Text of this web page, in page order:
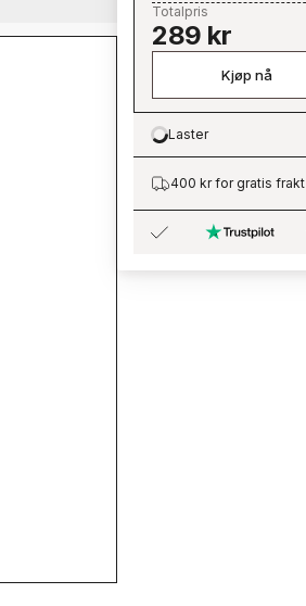
Totalpris
289 kr
Kjøp nå
Loading…
Laster
400 kr for gratis frakt